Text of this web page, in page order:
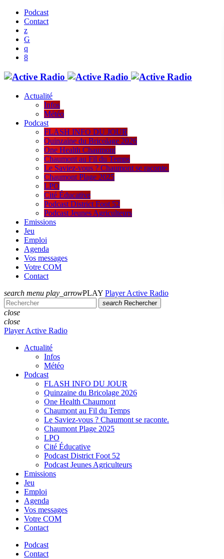
Podcast
Contact
Actualité
Infos
Météo
Podcast
FLASH INFO DU JOUR
Quinzaine du Bricolage 2026
One Health Chaumont
Chaumont au Fil du Temps
Le Saviez-vous ? Chaumont se raconte.
Chaumont Plage 2025
LPO
Cité Éducative
Podcast District Foot 52
Podcast Jeunes Agriculteurs
Emissions
Jeu
Emploi
Agenda
Vos messages
Votre COM
Contact
search menu play_arrowPLAY Player Active Radio
search Rechercher
close
close
Player Active Radio
Actualité
Infos
Météo
Podcast
FLASH INFO DU JOUR
Quinzaine du Bricolage 2026
One Health Chaumont
Chaumont au Fil du Temps
Le Saviez-vous ? Chaumont se raconte.
Chaumont Plage 2025
LPO
Cité Éducative
Podcast District Foot 52
Podcast Jeunes Agriculteurs
Emissions
Jeu
Emploi
Agenda
Vos messages
Votre COM
Contact
Podcast
Contact